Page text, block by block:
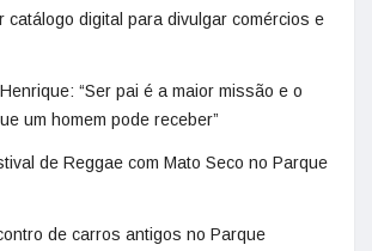
catálogo digital para divulgar comércios e
“Ser pai é a maior missão e o
um homem pode receber”
de Reggae com Mato Seco no Parque
de carros antigos no Parque